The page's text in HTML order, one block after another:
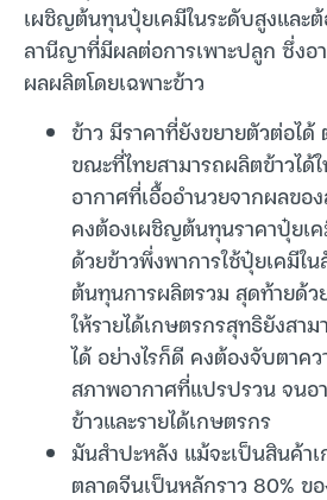
เผชิญต้นทุนปุ๋ยเคมีในระดับสูงและ
ลานีญาที่มีผลต่อการเพาะปลูก ซึ่ง
ผลผลิตโดยเฉพาะข้าว
ข้าว มีราคาที่ยังขยายตัวต่อไ
ขณะที่ไทยสามารถผลิตข้าวได้
อากาศที่เอื้ออำนวยจากผลข
คงต้องเผชิญต้นทุนราคาปุ๋ยเค
ด้วยข้าวพึ่งพาการใช้ปุ๋ยเคมีใ
ต้นทุนการผลิตรวม สุดท้ายด้ว
ให้รายได้เกษตรกรสุทธิยังสา
ได้ อย่างไรก็ดี คงต้องจับตาค
สภาพอากาศที่แปรปรวน จน
ข้าวและรายได้เกษตรกร
มันสำปะหลัง แม้จะเป็นสินค้า
ตลาดจีนเป็นหลักราว 80% ข